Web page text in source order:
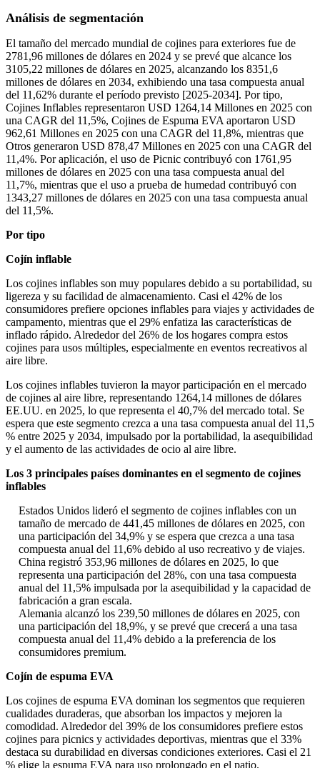
Análisis de segmentación
El tamaño del mercado mundial de cojines para exteriores fue de
2781,96 millones de dólares en 2024 y se prevé que alcance los
3105,22 millones de dólares en 2025, alcanzando los 8351,6
millones de dólares en 2034, exhibiendo una tasa compuesta anual
del 11,62% durante el período previsto [2025-2034]. Por tipo,
Cojines Inflables representaron USD 1264,14 Millones en 2025 con
una CAGR del 11,5%, Cojines de Espuma EVA aportaron USD
962,61 Millones en 2025 con una CAGR del 11,8%, mientras que
Otros generaron USD 878,47 Millones en 2025 con una CAGR del
11,4%. Por aplicación, el uso de Picnic contribuyó con 1761,95
millones de dólares en 2025 con una tasa compuesta anual del
11,7%, mientras que el uso a prueba de humedad contribuyó con
1343,27 millones de dólares en 2025 con una tasa compuesta anual
del 11,5%.
Por tipo
Cojín inflable
Los cojines inflables son muy populares debido a su portabilidad, su
ligereza y su facilidad de almacenamiento. Casi el 42% de los
consumidores prefiere opciones inflables para viajes y actividades de
campamento, mientras que el 29% enfatiza las características de
inflado rápido. Alrededor del 26% de los hogares compra estos
cojines para usos múltiples, especialmente en eventos recreativos al
aire libre.
Los cojines inflables tuvieron la mayor participación en el mercado
de cojines al aire libre, representando 1264,14 millones de dólares
EE.UU. en 2025, lo que representa el 40,7% del mercado total. Se
espera que este segmento crezca a una tasa compuesta anual del 11,5
% entre 2025 y 2034, impulsado por la portabilidad, la asequibilidad
y el aumento de las actividades de ocio al aire libre.
Los 3 principales países dominantes en el segmento de cojines
inflables
Estados Unidos lideró el segmento de cojines inflables con un
tamaño de mercado de 441,45 millones de dólares en 2025, con
una participación del 34,9% y se espera que crezca a una tasa
compuesta anual del 11,6% debido al uso recreativo y de viajes.
China registró 353,96 millones de dólares en 2025, lo que
representa una participación del 28%, con una tasa compuesta
anual del 11,5% impulsada por la asequibilidad y la capacidad de
fabricación a gran escala.
Alemania alcanzó los 239,50 millones de dólares en 2025, con
una participación del 18,9%, y se prevé que crecerá a una tasa
compuesta anual del 11,4% debido a la preferencia de los
consumidores premium.
Cojín de espuma EVA
Los cojines de espuma EVA dominan los segmentos que requieren
cualidades duraderas, que absorban los impactos y mejoren la
comodidad. Alrededor del 39% de los consumidores prefiere estos
cojines para picnics y actividades deportivas, mientras que el 33%
destaca su durabilidad en diversas condiciones exteriores. Casi el 21
% elige la espuma EVA para uso prolongado en el patio.